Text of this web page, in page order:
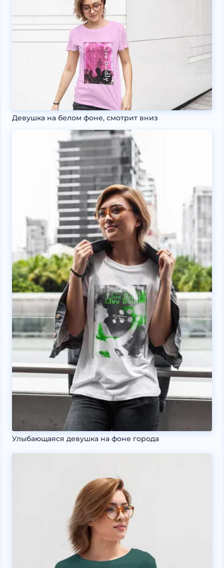
Девушка на белом фоне, смотрит вниз
Улыбающаяся девушка на фоне города